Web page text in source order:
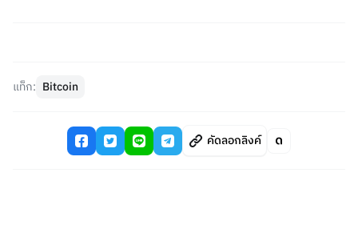
แท็ก: Bitcoin
คัดลอกลิงค์